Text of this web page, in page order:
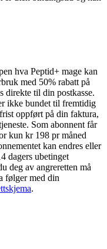
hva Peptid+ mage kan
med 50% rabatt på
direkte til din postkasse.
ikke bundet til fremtidig
oppført på din faktura,
Som abonnent får
kun kr 198 pr måned
kan endres eller
dagers ubetinget
deg av angreretten må
følger med din
.